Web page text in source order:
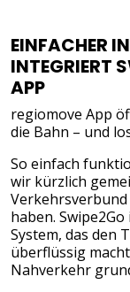
EINFACHER
INTEGRIERT
APP
regiomove App
die Bahn – und
So einfach
wir kürzlich
haben.
System, das den
überflüssig
Nahverkehr